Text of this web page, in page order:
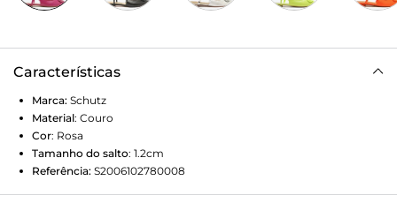
Características
Marca: Schutz
Material: Couro
Cor: Rosa
Tamanho do salto: 1.2cm
Referência: S2006102780008